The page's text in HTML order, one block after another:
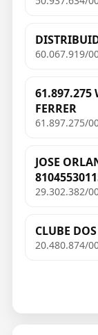
60.067.919/
61.897.275
FERRER
61.897.275/
JOSE
29.302.382/
CLUBE
20.480.874/